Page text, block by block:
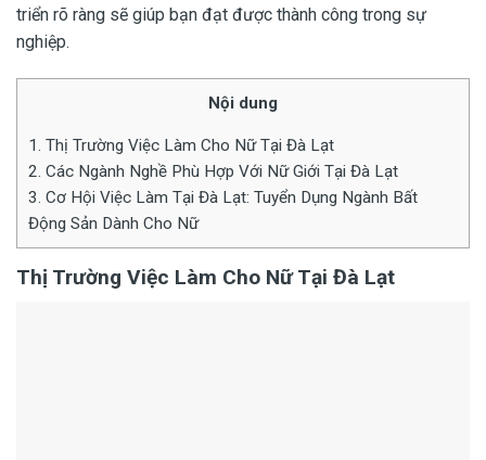
triển rõ ràng sẽ giúp bạn đạt được thành công trong sự
nghiệp.
Nội dung
1. Thị Trường Việc Làm Cho Nữ Tại Đà Lạt
2. Các Ngành Nghề Phù Hợp Với Nữ Giới Tại Đà Lạt
3. Cơ Hội Việc Làm Tại Đà Lạt: Tuyển Dụng Ngành Bất
Động Sản Dành Cho Nữ
Thị Trường Việc Làm Cho Nữ Tại Đà Lạt